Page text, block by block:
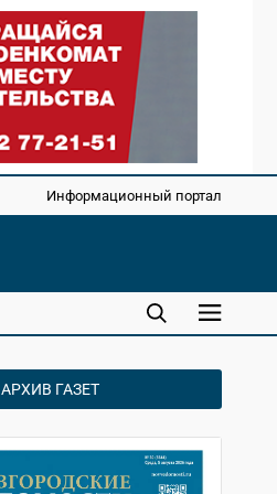
Информационный портал
АРХИВ ГАЗЕТ